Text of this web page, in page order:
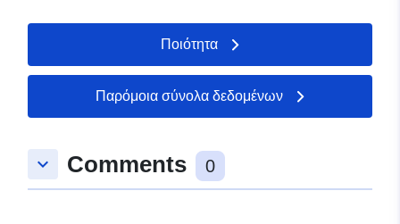
Ποιότητα
Παρόμοια σύνολα δεδομένων
keyboard_arrow_down Comments 0